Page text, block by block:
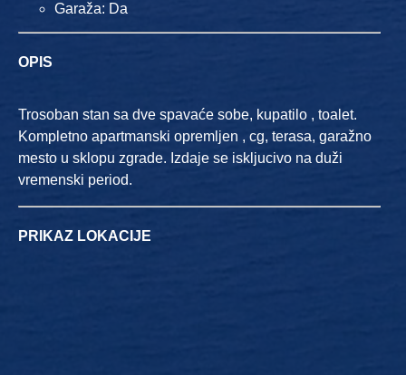
Garaža: Da
OPIS
Trosoban stan sa dve spavaće sobe, kupatilo , toalet.
Kompletno apartmanski opremljen , cg, terasa, garažno
mesto u sklopu zgrade. Izdaje se iskljucivo na duži
vremenski period.
PRIKAZ LOKACIJE